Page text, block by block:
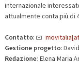
internazionale
attualmente conta più di
Contatto:
Gestione progetto:
Redazione: Elena Maria